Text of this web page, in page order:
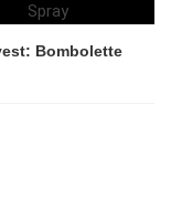
Bombolette